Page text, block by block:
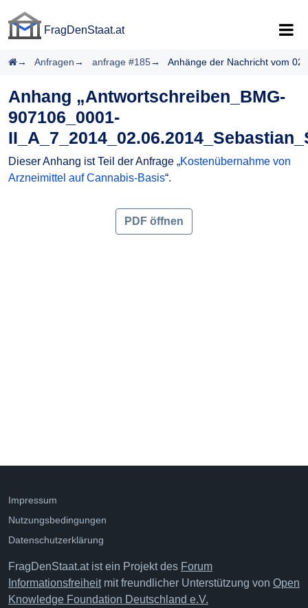
FragDenStaat.at
Startseite
Anfragen anfrage #185 Anhänge der Nachricht vom
Anhang „Antwortschreiben_BMG-
907106_0001-
Dieser Anhang ist Teil der Anfrage „Kostenübernahme von
Arzneimittel auf Cannabis-Basis“.
PDF öffnen
Impressum
Nutzungsbedingungen
Datenschutzerklärung
FragDenStaat.at ist ein Projekt des Forum
Informationsfreiheitmit freundlicher Unterstützung von Open
Knowledge Foundation Deutschland e.V.